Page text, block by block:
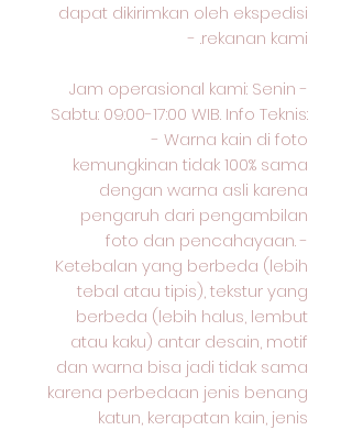
dapat dikirimkan oleh ekspedisi
rekanan kami. -
Jam operasional kami: Senin -
Sabtu: 09:00-17:00 WIB. Info Teknis:
- Warna kain di foto
kemungkinan tidak 100% sama
dengan warna asli karena
pengaruh dari pengambilan
foto dan pencahayaan. -
Ketebalan yang berbeda (lebih
tebal atau tipis), tekstur yang
berbeda (lebih halus, lembut
atau kaku) antar desain, motif
dan warna bisa jadi tidak sama
karena perbedaan jenis benang
katun, kerapatan kain, jenis